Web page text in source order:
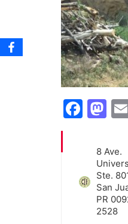
8 Ave.
Ste.
San
PR
2528